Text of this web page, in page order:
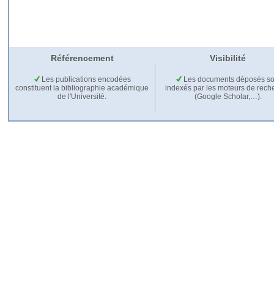
Référencement Visibilité
Les publications encodées
constituent la bibliographie académique
de l'Université.
Les documents déposés
indexés par les moteurs de
(Google Scholar,…).